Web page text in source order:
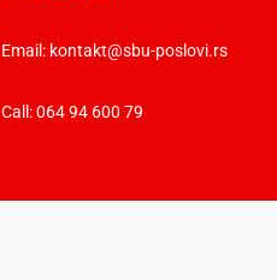
Email: kontakt@sbu-poslovi.rs
Call: 064 94 600 79